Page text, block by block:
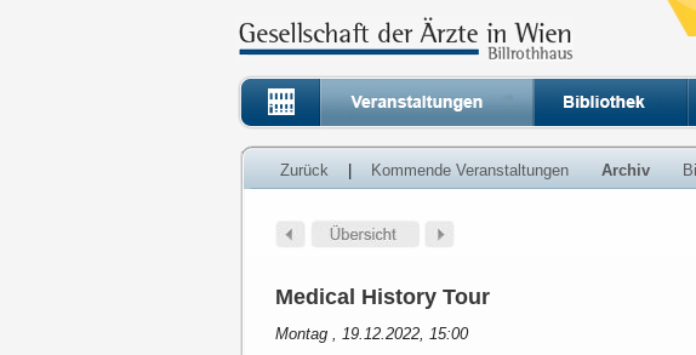
Zurück Kommende Veranstaltungen Archiv
Medical History Tour
Montag , 19.12.2022, 15:00